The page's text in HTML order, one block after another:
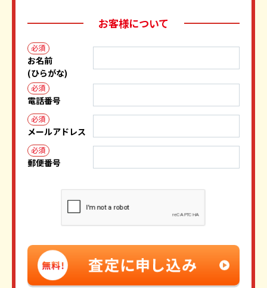
お客様について
必須
お名前
(ひらがな)
必須
電話番号
必須
メールアドレス
必須
郵便番号